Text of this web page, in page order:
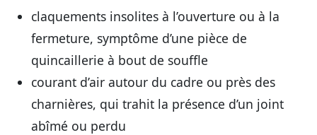
claquements insolites à l’ouverture ou à la
fermeture, symptôme d’une pièce de
quincaillerie à bout de souffle
courant d’air autour du cadre ou près des
charnières, qui trahit la présence d’un joint
abîmé ou perdu